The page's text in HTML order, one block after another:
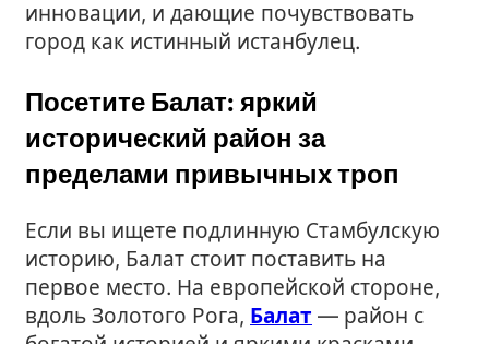
инновации, и дающие почувствовать
город как истинный истанбулец.
Посетите Балат: яркий
исторический район за
пределами привычных троп
Если вы ищете подлинную Стамбулскую
историю, Балат стоит поставить на
первое место. На европейской стороне,
вдоль Золотого Рога, Балат — район с